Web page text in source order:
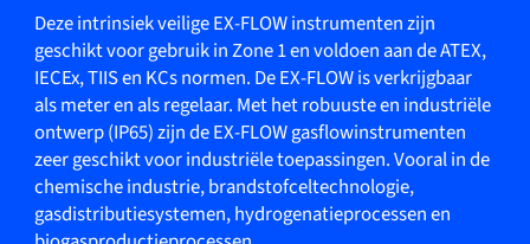
Deze intrinsiek veilige EX-FLOW instrumenten zijn
geschikt voor gebruik in Zone 1 en voldoen aan de ATEX,
IECEx, TIIS en KCs normen. De EX-FLOW is verkrijgbaar
als meter en als regelaar. Met het robuuste en industriële
ontwerp (IP65) zijn de EX-FLOW gasflowinstrumenten
zeer geschikt voor industriële toepassingen. Vooral in de
chemische industrie, brandstofceltechnologie,
gasdistributiesystemen, hydrogenatieprocessen en